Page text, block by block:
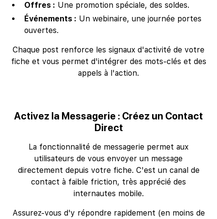
Offres : Une promotion spéciale, des soldes.
Événements : Un webinaire, une journée portes
ouvertes.
Chaque post renforce les signaux d'activité de votre
fiche et vous permet d'intégrer des mots-clés et des
appels à l'action.
Activez la Messagerie : Créez un Contact
Direct
La fonctionnalité de messagerie permet aux
utilisateurs de vous envoyer un message
directement depuis votre fiche. C'est un canal de
contact à faible friction, très apprécié des
internautes mobile.
Assurez-vous d'y répondre rapidement (en moins de